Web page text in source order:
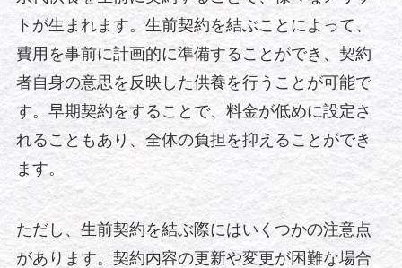
トが生まれます。生前契約を結ぶことによって、
費用を事前に計画的に準備することができ、契約
者自身の意思を反映した供養を行うことが可能で
す。早期契約をすることで、料金が低めに設定さ
れることもあり、全体の負担を抑えることができ
ます。
ただし、生前契約を結ぶ際にはいくつかの注意点
があります。契約内容の更新や変更が困難な場合